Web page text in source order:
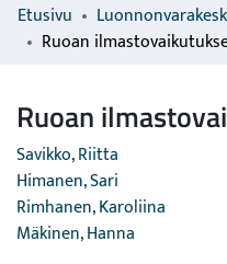
Etusivu
Ruoan
Ruoan
Savikko, Riitta
Himanen, Sari
Rimhanen, Karoliina
Mäkinen, Hanna